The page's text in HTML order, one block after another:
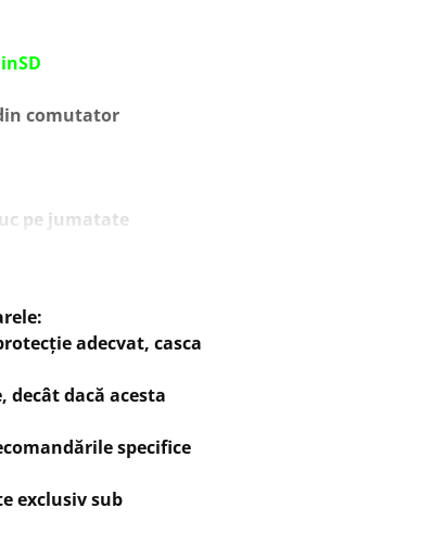
comutator
pe jumatate
(cm)
adecvat, casca
dacă acesta
specifice
exclusiv sub